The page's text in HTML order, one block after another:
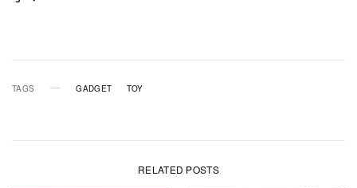
TAGS GADGET TOY
RELATED POSTS